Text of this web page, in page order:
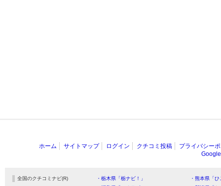
ホーム サイトマップ ログイン クチコミ投稿
プライバシー
全国のクチコミナビ(R) ・栃木県「栃ナビ！」
・熊本県「